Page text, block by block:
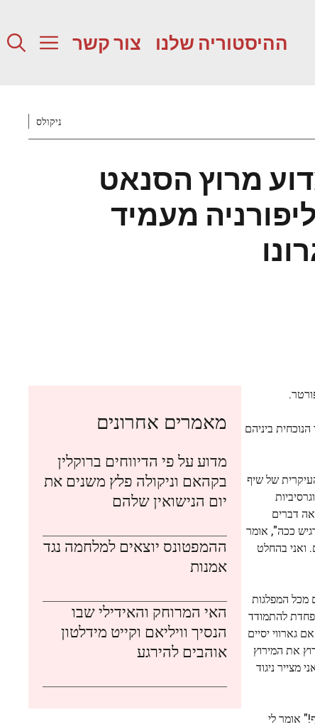
ההיסטוריה שלנו צור קשר
ניקולס
מרוץ הסנאט
מעמיד
ביניהם
של שיף
דברים
ככה", אומר
ואני בהחלט
מכל המפלגות
להתמודד
גארווי יסיים
את המירוץ
מצייר ניגוד
סוף כל סוף!" אומר לי
מאמרים אחרונים
מדוע על פי הדיווחים ברוקלין
בקהאם וניקולה פלץ משנים את
יום הנישואין שלהם
ההמפטונס יוצאים למלחמה נגד
אמנות
האי המרוחק והאידילי שבו
הנסיך וויליאם וקייט מידלטון
אוהבים להירגע